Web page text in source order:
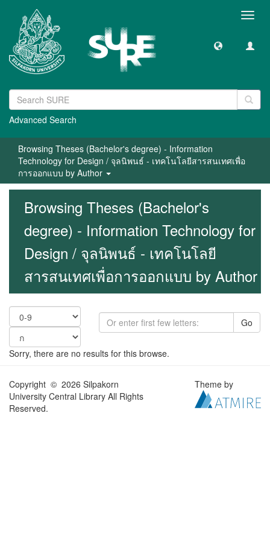
Advanced Search
Browsing Theses (Bachelor's degree) - Information
Technology for Design / จุลนิพนธ์ - เทคโนโลยีสารสนเทศเพื่อ
การออกแบบ by Author
Browsing Theses (Bachelor's
degree) - Information Technology for
Design / จุลนิพนธ์ - เทคโนโลยี
สารสนเทศเพื่อการออกแบบ by Author
Go
Sorry, there are no results for this browse.
Copyright © 2026 Silpakorn
University Central Library All Rights
Reserved.
Theme by